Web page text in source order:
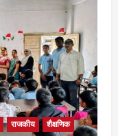
राजकीय
शैक्षणिक